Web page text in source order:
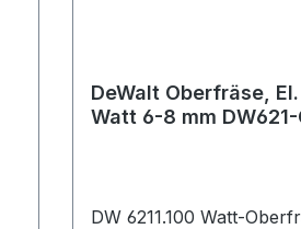
DeWalt Oberfräse, El.
Watt 6-8 mm DW621-
DW 6211.100 Watt-